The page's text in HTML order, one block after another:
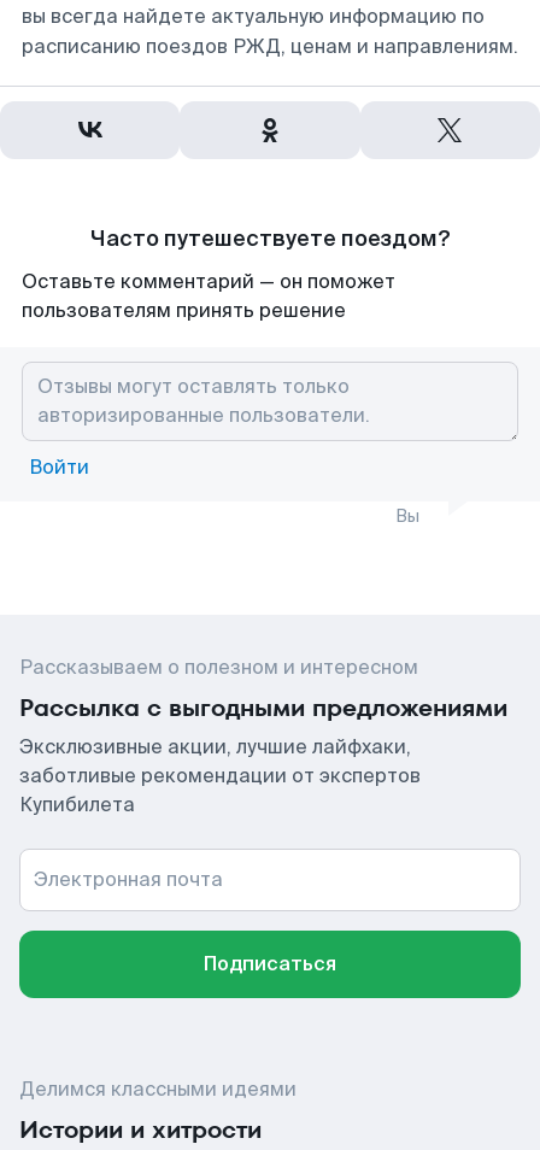
вы всегда найдете актуальную информацию по
расписанию поездов РЖД, ценам и направлениям.
Часто путешествуете поездом?
Оставьте комментарий — он поможет
пользователям принять решение
Войти
Вы
Рассказываем о полезном и интересном
Рассылка с выгодными предложениями
Эксклюзивные акции, лучшие лайфхаки,
заботливые рекомендации от экспертов
Купибилета
Электронная почта
Подписаться
Делимся классными идеями
Истории и хитрости